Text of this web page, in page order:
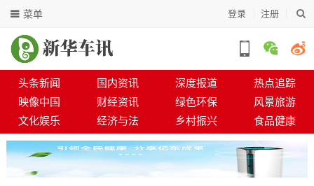
登录 注册
菜单
头条新闻 国内资讯 深度报道
热点追踪
映像中国
财经资讯 绿色环保
风景旅游
文化娱乐
经济与法 乡村振兴 食品健康